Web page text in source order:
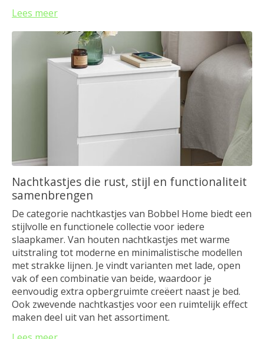
Lees meer
Nachtkastjes die rust, stijl en functionaliteit
samenbrengen
De categorie nachtkastjes van Bobbel Home biedt een
stijlvolle en functionele collectie voor iedere
slaapkamer. Van houten nachtkastjes met warme
uitstraling tot moderne en minimalistische modellen
met strakke lijnen. Je vindt varianten met lade, open
vak of een combinatie van beide, waardoor je
eenvoudig extra opbergruimte creëert naast je bed.
Ook zwevende nachtkastjes voor een ruimtelijk effect
maken deel uit van het assortiment.